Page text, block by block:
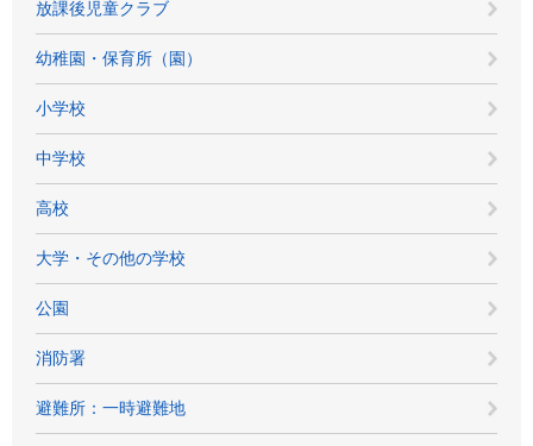
放課後児童クラブ
幼稚園・保育所（園）
小学校
中学校
高校
大学・その他の学校
公園
消防署
避難所：一時避難地